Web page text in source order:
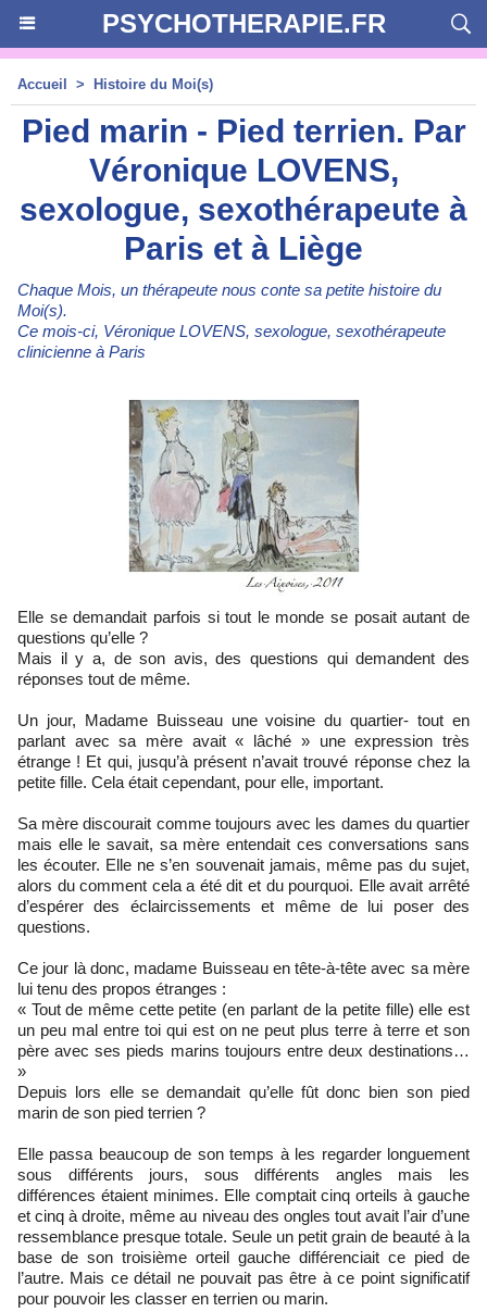
PSYCHOTHERAPIE.FR
Accueil > Histoire du Moi(s)
Pied marin - Pied terrien. Par
Véronique LOVENS,
sexologue, sexothérapeute à
Paris et à Liège
Chaque Mois, un thérapeute nous conte sa petite histoire du
Moi(s).
Ce mois-ci, Véronique LOVENS, sexologue, sexothérapeute
clinicienne à Paris
Elle se demandait parfois si tout le monde se posait autant de
questions qu’elle ?
Mais il y a, de son avis, des questions qui demandent des
réponses tout de même.
Un jour, Madame Buisseau une voisine du quartier- tout en
parlant avec sa mère avait « lâché » une expression très
étrange ! Et qui, jusqu’à présent n’avait trouvé réponse chez la
petite fille. Cela était cependant, pour elle, important.
Sa mère discourait comme toujours avec les dames du quartier
mais elle le savait, sa mère entendait ces conversations sans
les écouter. Elle ne s’en souvenait jamais, même pas du sujet,
alors du comment cela a été dit et du pourquoi. Elle avait arrêté
d’espérer des éclaircissements et même de lui poser des
questions.
Ce jour là donc, madame Buisseau en tête-à-tête avec sa mère
lui tenu des propos étranges :
« Tout de même cette petite (en parlant de la petite fille) elle est
un peu mal entre toi qui est on ne peut plus terre à terre et son
père avec ses pieds marins toujours entre deux destinations…
»
Depuis lors elle se demandait qu’elle fût donc bien son pied
marin de son pied terrien ?
Elle passa beaucoup de son temps à les regarder longuement
sous différents jours, sous différents angles mais les
différences étaient minimes. Elle comptait cinq orteils à gauche
et cinq à droite, même au niveau des ongles tout avait l’air d’une
ressemblance presque totale. Seule un petit grain de beauté à la
base de son troisième orteil gauche différenciait ce pied de
l’autre. Mais ce détail ne pouvait pas être à ce point significatif
pour pouvoir les classer en terrien ou marin.